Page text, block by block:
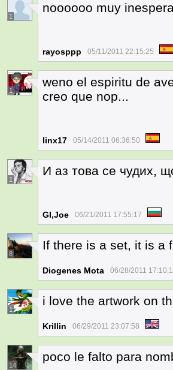
1
noooooo muy
rayosppp 05/11/2011 22:15:25
1
weno el espiritu de
creo que nop...
linx17 05/14/2011 06:36:50
1
И аз това се чудих,
GI,Joe 06/21/2011 17:55:17
8
If there is a set, it is a
Diogenes Mota 06/28/2011
1
i love the artwork on
Krillin 06/29/2011 23:07:58
14
poco le falto para